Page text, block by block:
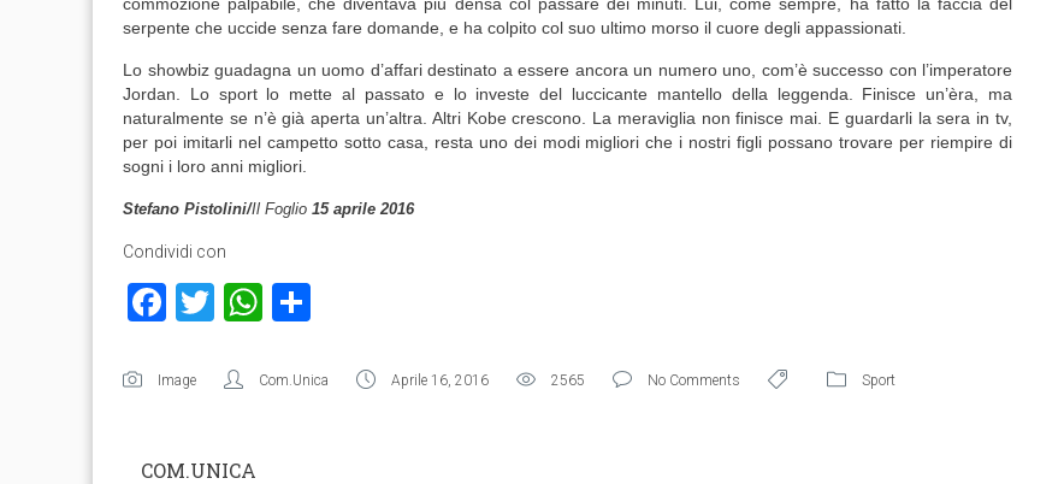
serpente che uccide senza fare domande, e ha colpito col suo ultimo morso il cuore degli appassionati.
Lo showbiz guadagna un uomo d’affari destinato a essere ancora un numero uno, com’è successo con l’imperatore
Jordan. Lo sport lo mette al passato e lo investe del luccicante mantello della leggenda. Finisce un’èra, ma
naturalmente se n’è già aperta un’altra. Altri Kobe crescono. La meraviglia non finisce mai. E guardarli la sera in tv,
per poi imitarli nel campetto sotto casa, resta uno dei modi migliori che i nostri figli possano trovare per riempire di
sogni i loro anni migliori.
Stefano Pistolini/Il Foglio 15 aprile 2016
Condividi con
Facebook
TwitterWhatsApp
Image Com.Unica Aprile 16, 2016 2565 No Comments Sport
COM.UNICA